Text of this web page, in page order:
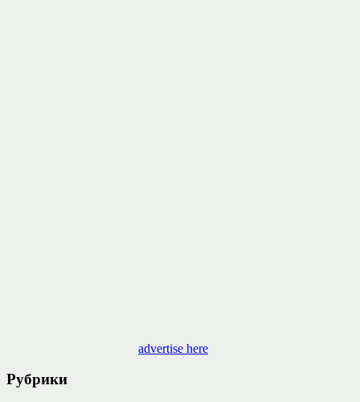
advertise here
Рубрики